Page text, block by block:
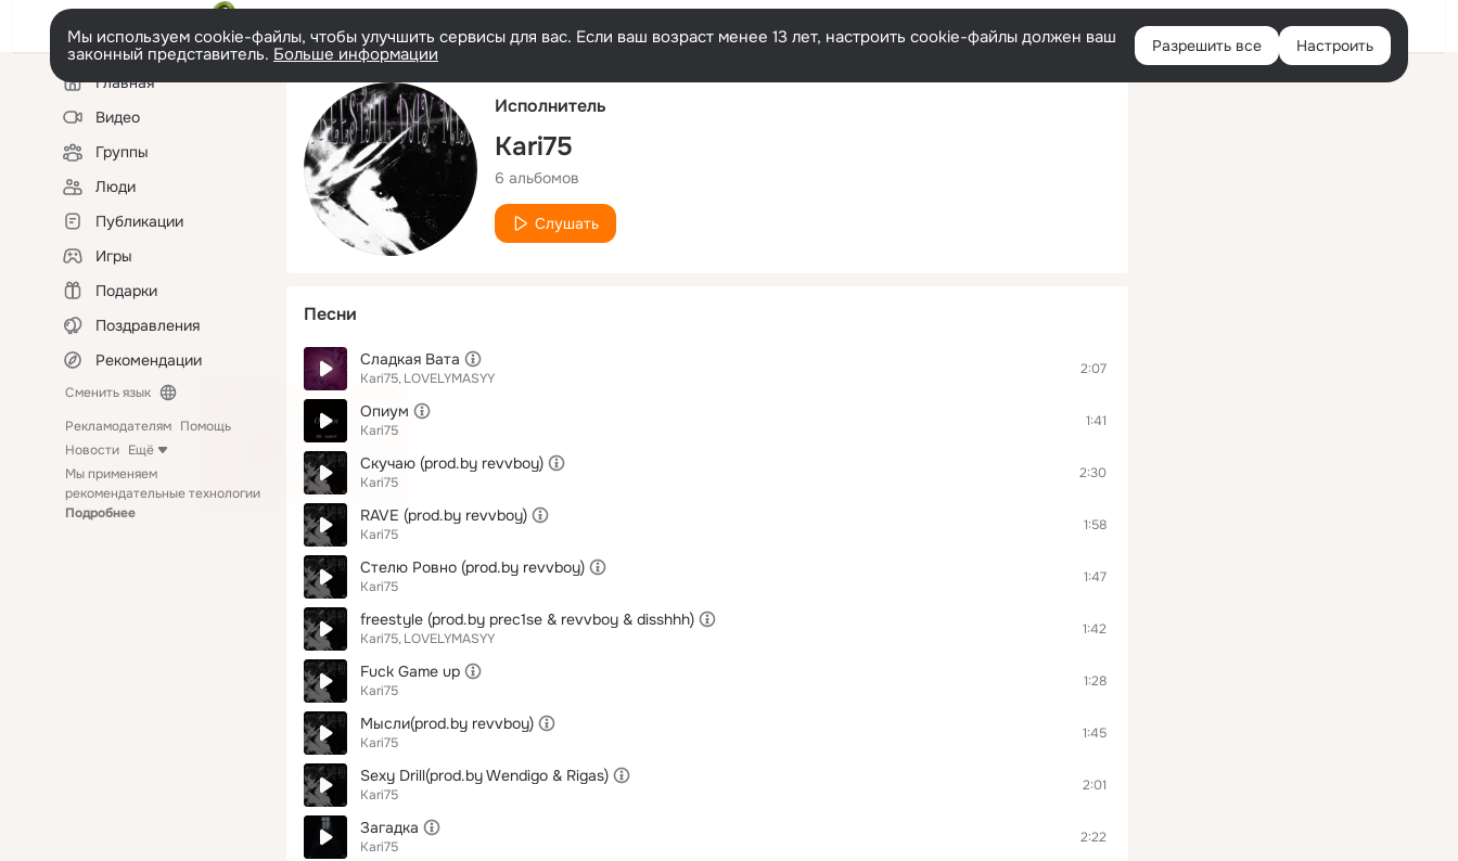
Русский Войти
Мы используем cookie-файлы, чтобы улучшить сервисы для вас. Если ваш возраст менее 13 лет, настроить cookie-файлы должен ваш
законный представитель. Больше информации Разрешить все Настроить
Левая
колонкаГлавная
Видео
Группы
Люди
Публикации
Игры
Подарки
Поздравления
Рекомендации
Сменить язык
Рекламодателям Помощь
Новости Ещё
Мы применяем
рекомендательные технологии
Подробнее
Исполнитель
Kari75
6 альбомов
Слушать
Песни
Сладкая Вата
Kari75 LOVELYMASYY
2:07
Опиум
Kari75
1:41
Скучаю (prod.by revvboy)
Kari75
2:30
RAVE (prod.by revvboy)
Kari75
1:58
Стелю Ровно (prod.by revvboy)
Kari75
1:47
freestyle (prod.by prec1se & revvboy & disshhh)
Kari75 LOVELYMASYY
1:42
Fuck Game up
Kari75
1:28
Мысли(prod.by revvboy)
Kari75
1:45
Sexy Drill(prod.by Wendigo & Rigas)
Kari75
2:01
Загадка
Kari75
2:22